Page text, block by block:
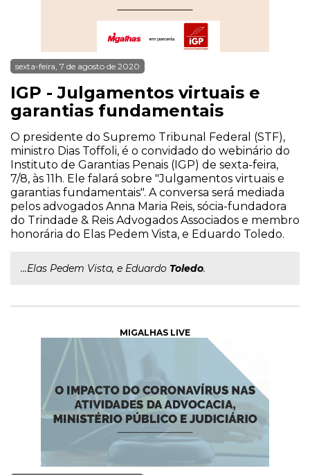
sexta-feira, 7 de agosto de 2020
IGP - Julgamentos virtuais e
garantias fundamentais
O presidente do Supremo Tribunal Federal (STF),
ministro Dias Toffoli, é o convidado do webinário do
Instituto de Garantias Penais (IGP) de sexta-feira,
7/8, às 11h. Ele falará sobre "Julgamentos virtuais e
garantias fundamentais". A conversa será mediada
pelos advogados Anna Maria Reis, sócia-fundadora
do Trindade & Reis Advogados Associados e membro
honorária do Elas Pedem Vista, e Eduardo Toledo.
...Elas Pedem Vista, e Eduardo Toledo.
MIGALHAS LIVE